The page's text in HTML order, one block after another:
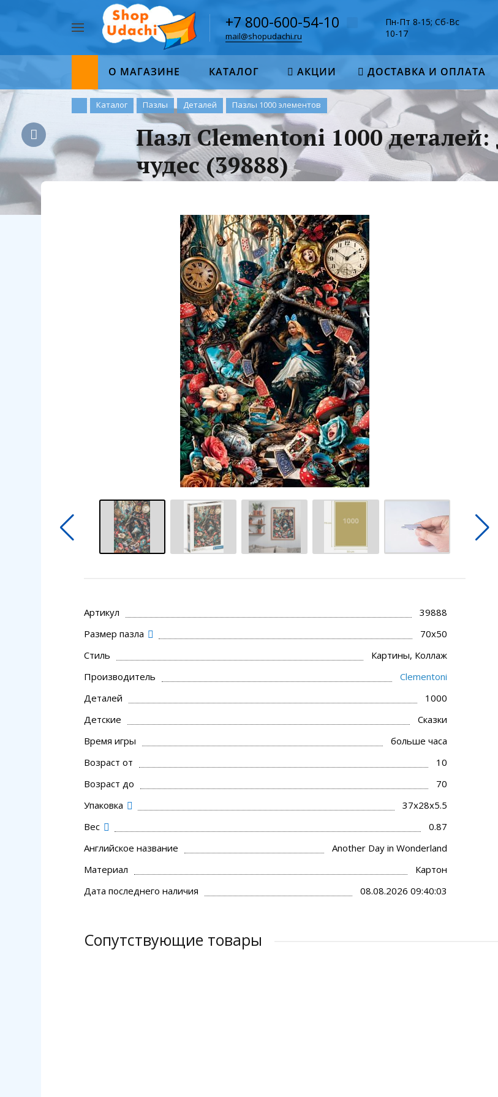
Найти
+7 800-600-54-10
mail@shopudachi.ru
Пн-Пт 8-15; Сб-Вс
10-17
О МАГАЗИНЕ КАТАЛОГ АКЦИИ ДОСТАВКА И ОПЛАТА
Каталог Пазлы Деталей Пазлы 1000 элементов
Пазл Clementoni 1000 деталей:
чудес (39888)
Артикул
39888
Размер пазла
70x50
Стиль
Картины, Коллаж
Производитель
Clementoni
Деталей
1000
Детские
Сказки
Время игры
больше часа
Возраст от
10
Возраст до
70
Упаковка
37x28x5.5
Вес
0.87
Английское название
Another Day in Wonderland
Материал
Картон
Дата последнего наличия
08.08.2026 09:40:03
Сопутствующие товары